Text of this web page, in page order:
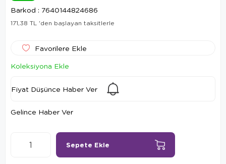
Barkod : 7640144824686
171,38 TL 'den başlayan taksitlerle
Favorilere Ekle
Koleksiyona Ekle
Fiyat Düşünce Haber Ver
Gelince Haber Ver